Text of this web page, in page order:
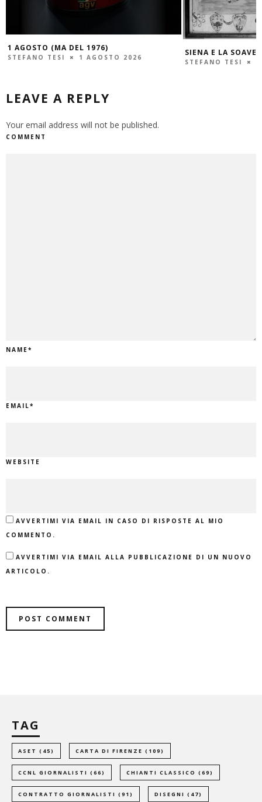
1 AGOSTO (MA DEL 1976)
STEFANO TESI 1 AGOSTO 2026
SIENA E LA SOAVE
STEFANO TESI
LEAVE A REPLY
Your email address will not be published.
COMMENT
NAME*
EMAIL*
WEBSITE
AVVERTIMI VIA EMAIL IN CASO DI RISPOSTE AL MIO
COMMENTO.
AVVERTIMI VIA EMAIL ALLA PUBBLICAZIONE DI UN NUOVO
ARTICOLO.
TAG
ASET (45) CARTA DI FIRENZE (109)
CCNL GIORNALISTI (66) CHIANTI CLASSICO (69)
CONTRATTO GIORNALISTI (91) DISEGNI (47)